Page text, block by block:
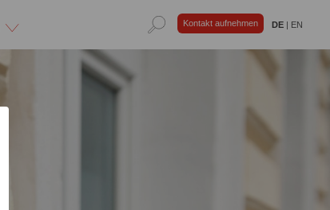
Kontakt aufnehmen DE | EN